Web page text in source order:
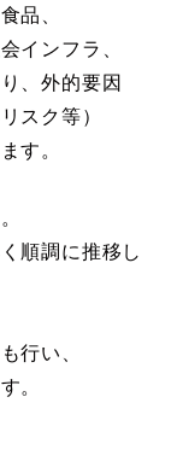
品、
インフラ、
、外的要因
スク等）
す。
順調に推移し
行い、
。